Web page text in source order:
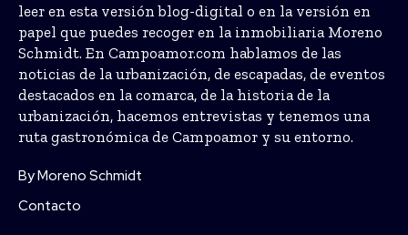
leer en esta versión blog-digital o en la versión en
papel que puedes recoger en la inmobiliaria Moreno
Schmidt. En Campoamor.com hablamos de las
noticias de la urbanización, de escapadas, de eventos
destacados en la comarca, de la historia de la
urbanización, hacemos entrevistas y tenemos una
ruta gastronómica de Campoamor y su entorno.
By Moreno Schmidt
Contacto